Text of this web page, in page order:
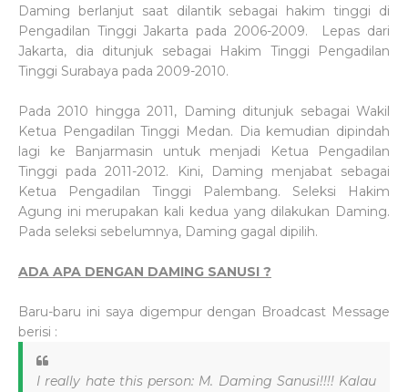
Daming berlanjut saat dilantik sebagai hakim tinggi di
Pengadilan Tinggi Jakarta pada 2006-2009. Lepas dari
Jakarta, dia ditunjuk sebagai Hakim Tinggi Pengadilan
Tinggi Surabaya pada 2009-2010.
Pada 2010 hingga 2011, Daming ditunjuk sebagai Wakil
Ketua Pengadilan Tinggi Medan. Dia kemudian dipindah
lagi ke Banjarmasin untuk menjadi Ketua Pengadilan
Tinggi pada 2011-2012. Kini, Daming menjabat sebagai
Ketua Pengadilan Tinggi Palembang. Seleksi Hakim
Agung ini merupakan kali kedua yang dilakukan Daming.
Pada seleksi sebelumnya, Daming gagal dipilih.
ADA APA DENGAN DAMING SANUSI ?
Baru-baru ini saya digempur dengan Broadcast Message
berisi :
I really hate this person: M. Daming Sanusi!!!! Kalau